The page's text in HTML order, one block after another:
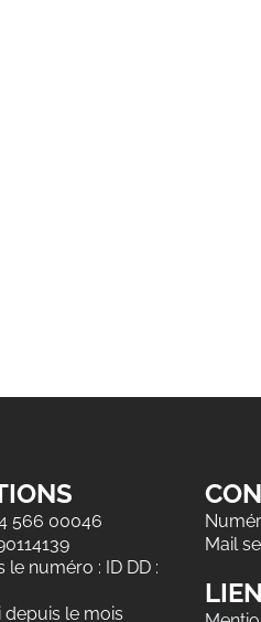
566 00046
le numéro : ID DD :
depuis le mois
Mail